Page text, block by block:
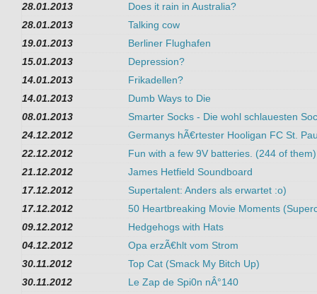
28.01.2013
Does it rain in Australia?
28.01.2013
Talking cow
19.01.2013
Berliner Flughafen
15.01.2013
Depression?
14.01.2013
Frikadellen?
14.01.2013
Dumb Ways to Die
08.01.2013
Smarter Socks - Die wohl schlauesten
24.12.2012
Germanys hÃ€rtester Hooligan FC St.
22.12.2012
Fun with a few 9V batteries. (244 of them)
21.12.2012
James Hetfield Soundboard
17.12.2012
Supertalent: Anders als erwartet :o)
17.12.2012
50 Heartbreaking Movie Moments
09.12.2012
Hedgehogs with Hats
04.12.2012
Opa erzÃ€hlt vom Strom
30.11.2012
Top Cat (Smack My Bitch Up)
30.11.2012
Le Zap de Spi0n nÂ°140